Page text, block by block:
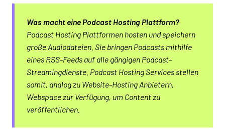
Was macht eine Podcast Hosting Plattform?
Podcast Hosting Plattformen hosten und speichern
große Audiodateien. Sie bringen Podcasts mithilfe
eines RSS-Feeds auf alle gängigen Podcast-
Streamingdienste. Podcast Hosting Services stellen
somit, analog zu Website-Hosting Anbietern,
Webspace zur Verfügung, um Content zu
veröffentlichen.